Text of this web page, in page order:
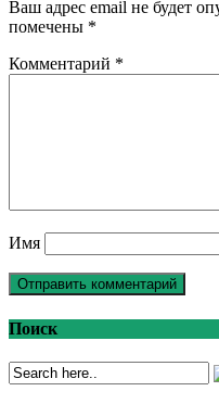
Ваш адрес email не будет
помечены *
Комментарий *
Имя
Поиск